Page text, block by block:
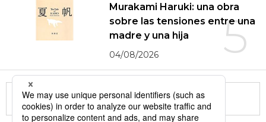
5
Murakami Haruki: una obra
sobre las tensiones entre una
madre y una hija
04/08/2026
More in this series